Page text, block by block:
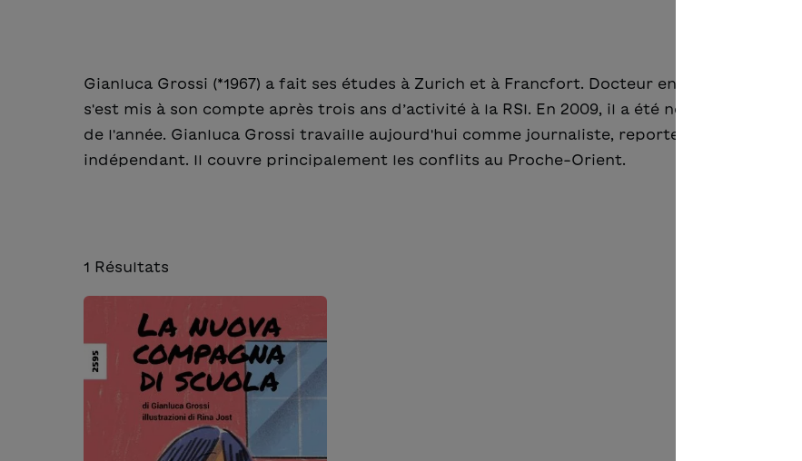
Gianluca Grossi (*1967) a fait ses études à Zurich et à Francfort. Docteur en littérature
s'est mis à son compte après trois ans d’activité à la RSI. En 2009, il a été nommé
de l'année. Gianluca Grossi travaille aujourd'hui comme journaliste, reporter et
indépendant. Il couvre principalement les conflits au Proche-Orient.
1 Résultats